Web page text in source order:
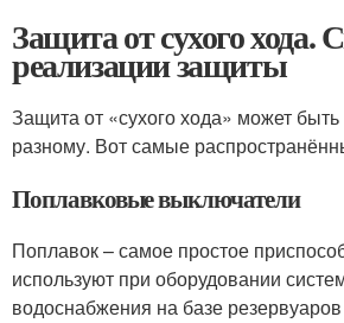
Защита от сухого хода.
реализации защиты
Защита от «сухого хода» может
разному. Вот самые
Поплавковые выключатели
Поплавок – самое простое
используют при оборудовании
водоснабжения на базе